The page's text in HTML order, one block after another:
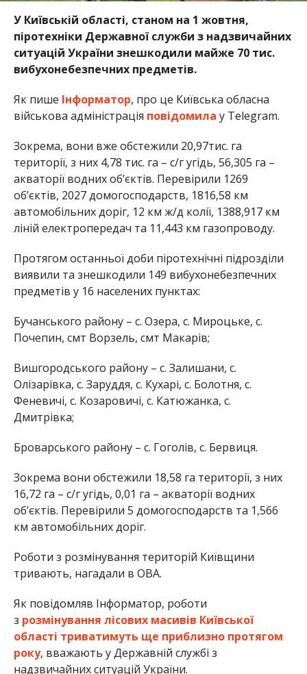
У Київській області, станом на 1 жовтня,
піротехніки Державної служби з надзвичайних
ситуацій України знешкодили майже 70 тис.
вибухонебезпечних предметів.
Як пише Інформатор, про це Київська обласна
військова адміністрація повідомила у Telegram.
Зокрема, вони вже обстежили 20,97тис. га
території, з них 4,78 тис. га – с/г угідь, 56,305 га –
акваторії водних об’єктів. Перевірили 1269
об’єктів, 2027 домогосподарств, 1816,58 км
автомобільних доріг, 12 км ж/д колії, 1388,917 км
ліній електропередач та 11,443 км газопроводу.
Протягом останньої доби піротехнічні підрозділи
виявили та знешкодили 149 вибухонебезпечних
предметів у 16 населених пунктах:
Бучанського району – с. Озера, с. Мироцьке, с.
Почепин, смт Ворзель, смт Макарів;
Вишгородського району – с. Залишани, с.
Олізарівка, с. Заруддя, с. Кухарі, с. Болотня, с.
Феневичі, с. Козаровичі, с. Катюжанка, с.
Дмитрівка;
Броварського району – с. Гоголів, с. Бервиця.
Зокрема вони обстежили 18,58 га території, з них
16,72 га – с/г угідь, 0,01 га – акваторії водних
об’єктів. Перевірили 5 домогосподарств та 1,566
км автомобільних доріг.
Роботи з розмінування територій Київщини
тривають, нагадали в ОВА.
Як повідомляв Інформатор, роботи
з розмінування лісових масивів Київської
області триватимуть ще приблизно протягом
року, вважають у Державній службі з
надзвичайних ситуацій України.